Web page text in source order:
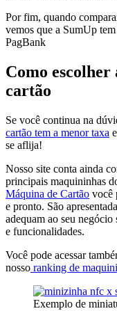
Por fim, quando
vemos que a SumUp
PagBank
Como
cartão
Se você continua na
cartão tem a menor taxa e
se aflija!
Nosso site conta ainda
principais maquininhas
Máquina de Cartão você
e pronto. São
adequam ao seu
e funcionalidades.
Você pode acessar
nosso ranking de
Exemplo de